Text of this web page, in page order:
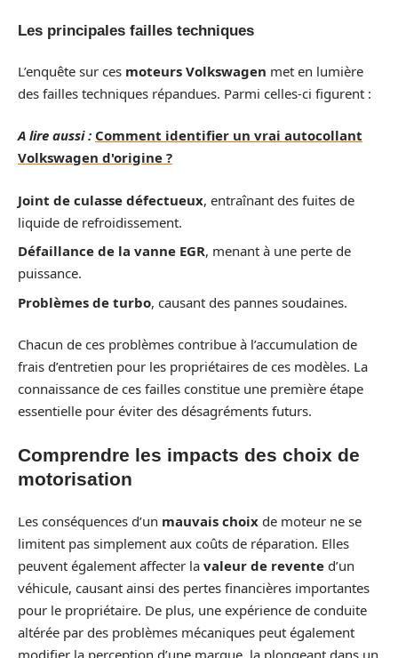
Les principales failles techniques
L’enquête sur ces moteurs Volkswagen met en lumière
des failles techniques répandues. Parmi celles-ci figurent :
A lire aussi : Comment identifier un vrai autocollant
Volkswagen d'origine ?
Joint de culasse défectueux, entraînant des fuites de
liquide de refroidissement.
Défaillance de la vanne EGR, menant à une perte de
puissance.
Problèmes de turbo, causant des pannes soudaines.
Chacun de ces problèmes contribue à l’accumulation de
frais d’entretien pour les propriétaires de ces modèles. La
connaissance de ces failles constitue une première étape
essentielle pour éviter des désagréments futurs.
Comprendre les impacts des choix de
motorisation
Les conséquences d’un mauvais choix de moteur ne se
limitent pas simplement aux coûts de réparation. Elles
peuvent également affecter la valeur de revente d’un
véhicule, causant ainsi des pertes financières importantes
pour le propriétaire. De plus, une expérience de conduite
altérée par des problèmes mécaniques peut également
modifier la perception d’une marque, la plongeant dans un